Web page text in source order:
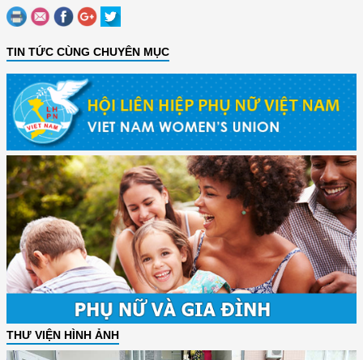
TIN TỨC CÙNG CHUYÊN MỤC
THƯ VIỆN HÌNH ẢNH